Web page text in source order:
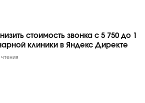
стоимость звонка с 5 750 до 1
клиники в Яндекс Директе